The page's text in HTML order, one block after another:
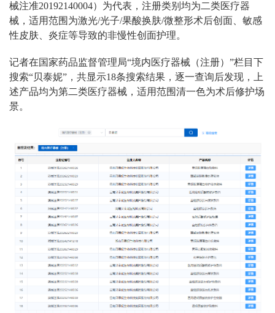
械注准20192140004）为代表，注册类别均为二类医疗器
械，适用范围为激光/光子/果酸换肤/微整形术后创面、敏感
性皮肤、炎症等导致的非慢性创面护理。
记者在国家药品监督管理局“境内医疗器械（注册）”栏目下
搜索“贝泰妮”，共显示18条搜索结果，逐一查询后发现，上
述产品均为第二类医疗器械，适用范围清一色为术后修护场
景。